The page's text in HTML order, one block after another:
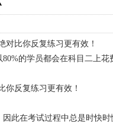
比你反复练习更有效！
的学员都会在科目二上花
你反复练习更有效！
此在考试过程中总是时快时